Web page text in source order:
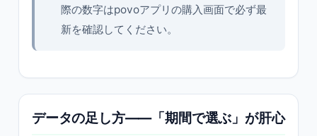
際の数字はpovoアプリの購入画面で必ず最
新を確認してください。
データの足し方——「期間で選ぶ」が肝心